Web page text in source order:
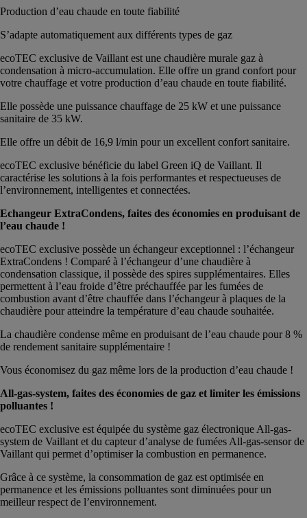
Production d’eau chaude en toute fiabilité
S’adapte automatiquement aux différents types de gaz
ecoTEC exclusive de Vaillant est une chaudière murale gaz à
condensation à micro-accumulation. Elle offre un grand confort pour
votre chauffage et votre production d’eau chaude en toute fiabilité.
Elle possède une puissance chauffage de 25 kW et une puissance
sanitaire de 35 kW.
Elle offre un débit de 16,9 l/min pour un excellent confort sanitaire.
ecoTEC exclusive bénéficie du label Green iQ de Vaillant. Il
caractérise les solutions à la fois performantes et respectueuses de
l’environnement, intelligentes et connectées.
Echangeur ExtraCondens, faites des économies en produisant de
l’eau chaude !
ecoTEC exclusive possède un échangeur exceptionnel : l’échangeur
ExtraCondens ! Comparé à l’échangeur d’une chaudière à
condensation classique, il possède des spires supplémentaires. Elles
permettent à l’eau froide d’être préchauffée par les fumées de
combustion avant d’être chauffée dans l’échangeur à plaques de la
chaudière pour atteindre la température d’eau chaude souhaitée.
La chaudière condense même en produisant de l’eau chaude pour 8 %
de rendement sanitaire supplémentaire !
Vous économisez du gaz même lors de la production d’eau chaude !
All-gas-system, faites des économies de gaz et limiter les émissions
polluantes !
ecoTEC exclusive est équipée du système gaz électronique All-gas-
system de Vaillant et du capteur d’analyse de fumées All-gas-sensor de
Vaillant qui permet d’optimiser la combustion en permanence.
Grâce à ce système, la consommation de gaz est optimisée en
permanence et les émissions polluantes sont diminuées pour un
meilleur respect de l’environnement.